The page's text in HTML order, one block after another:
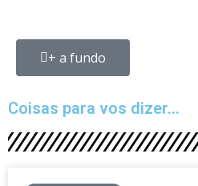
+ a fundo
Coisas para vos dizer...